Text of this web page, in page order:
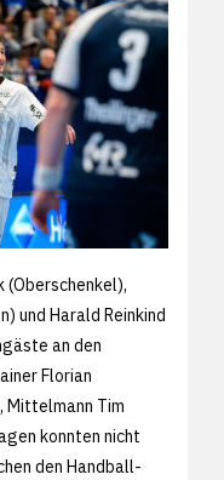
und Harald Reinkind
an den
Florian
Mittelmann Tim
konnten nicht
den Handball-